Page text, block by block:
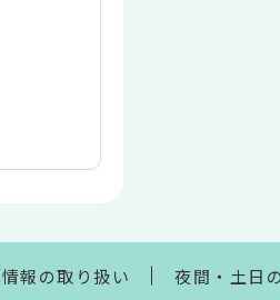
報の取り扱い 夜間・土日